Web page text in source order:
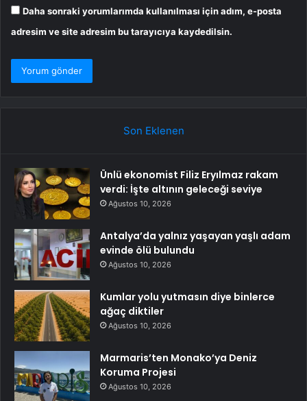
Daha sonraki yorumlarımda kullanılması için adım, e-posta
adresim ve site adresim bu tarayıcıya kaydedilsin.
Son Eklenen
Ünlü ekonomist Filiz Eryılmaz rakam
verdi: İşte altının geleceği seviye
Ağustos 10, 2026
Antalya’da yalnız yaşayan yaşlı adam
evinde ölü bulundu
Ağustos 10, 2026
Kumlar yolu yutmasın diye binlerce
ağaç diktiler
Ağustos 10, 2026
Marmaris’ten Monako’ya Deniz
Koruma Projesi
Ağustos 10, 2026